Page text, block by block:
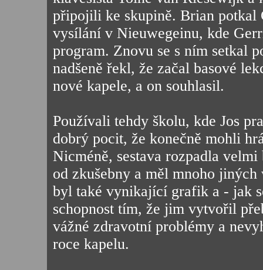
připojili ke skupině. Brian potkal
vysílání v Nieuwegeinu, kde
program. Znovu se s ním setkal
nadšeně řekl, že začal basové
nové kapele, a on souhlasil.
Používali tehdy školu, kde Jos
dobrý pocit, že konečně mohli
Nicméně, sestava rozpadla
od zkušebny a měl mnoho
byl také vynikající grafik a - jak
schopnost tím, že jim vytvořil
vážné zdravotní problémy a
roce kapelu.